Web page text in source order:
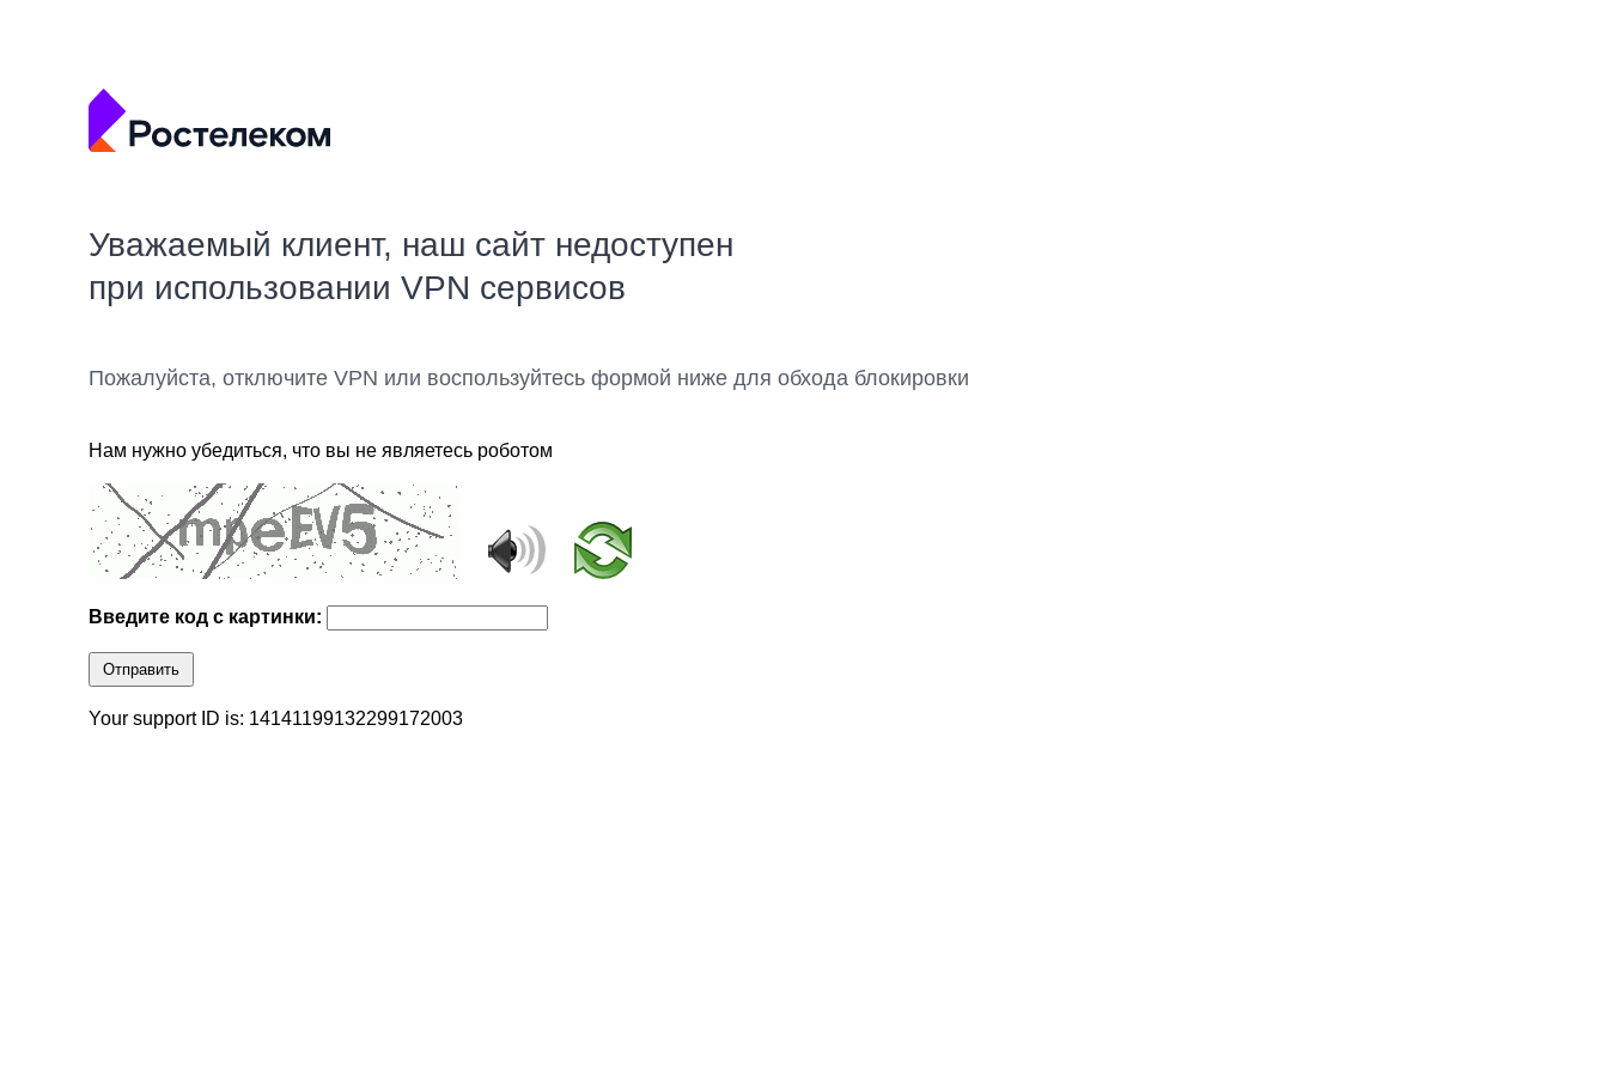
Уважаемый клиент, наш сайт недоступен
при использовании VPN сервисов
Пожалуйста, отключите VPN или воспользуйтесь формой ниже для обхода блокировки
Нам нужно убедиться, что вы не являетесь роботом
Введите код с картинки:
Отправить
Your support ID is: 14141199132299172003